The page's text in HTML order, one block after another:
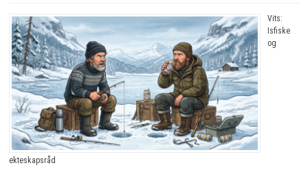
Vits:
Isfiske
og
ekteskapsråd